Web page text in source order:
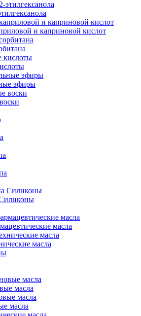
и каприновой кислот
эфиры
масла
масла
масла
масла